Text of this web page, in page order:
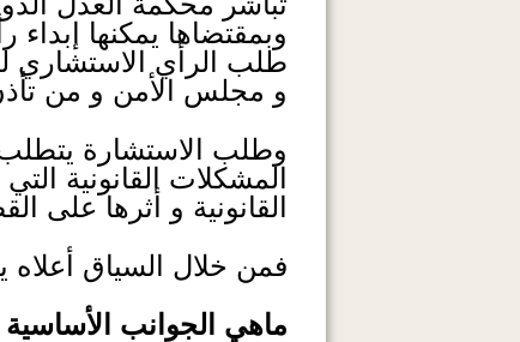
وبمقتضاها يمكنها
طلب الرأي الاستشاري
و مجلس الأمن و من
وطلب الاستشارة يتطلب
المشكلات القانونية
القانونية و أثرها على
فمن خلال السياق أعلاه
ماهي الجوانب